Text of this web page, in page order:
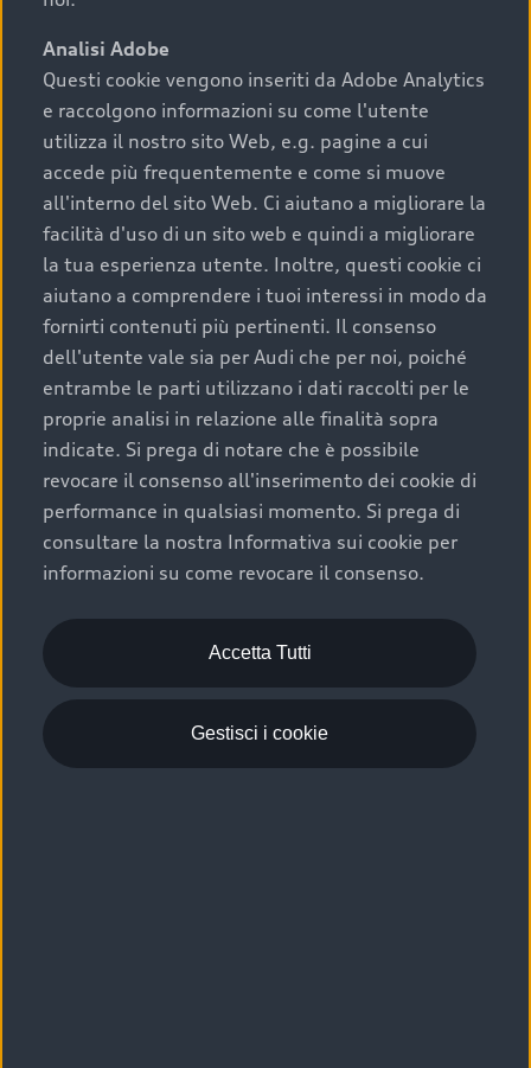
chilometraggio: un valore contenuto corrisponde a
uno stato migliore del veicolo e a una maggiore
durata nel tempo;
cronologia dei tagliandi: una documentazione
completa della vettura certifica una manutenzione
costante e accurata;
condizioni della carrozzeria e degli interni: una
buona conservazione evidenzia cura e attenzione del
precedente proprietario;
efficienza meccanica: motore, trasmissione e
componenti principali in ottimo stato garantiscono
prestazioni affidabili e sicure.
Acquistare un’auto usata in una Concessionaria ufficiale
Audi che offre l’usato garantito tramite Audi Prima
Scelta :plus, significa affidarsi ad un prodotto che viene
sottoposto a 110 controlli approfonditi e coperto da
garanzia fino a 4 anni per una maggiore tutela del tuo
acquisto.
Analisi Adobe
Questi cookie vengono inseriti da Adobe Analytics
e raccolgono informazioni su come l'utente
utilizza il nostro sito Web, e.g. pagine a cui
accede più frequentemente e come si muove
all'interno del sito Web. Ci aiutano a migliorare la
facilità d'uso di un sito web e quindi a migliorare
la tua esperienza utente. Inoltre, questi cookie ci
aiutano a comprendere i tuoi interessi in modo da
fornirti contenuti più pertinenti. Il consenso
dell'utente vale sia per Audi che per noi, poiché
entrambe le parti utilizzano i dati raccolti per le
proprie analisi in relazione alle finalità sopra
indicate. Si prega di notare che è possibile
revocare il consenso all'inserimento dei cookie di
performance in qualsiasi momento. Si prega di
consultare la nostra Informativa sui cookie per
informazioni su come revocare il consenso.
Accetta Tutti
Gestisci i cookie